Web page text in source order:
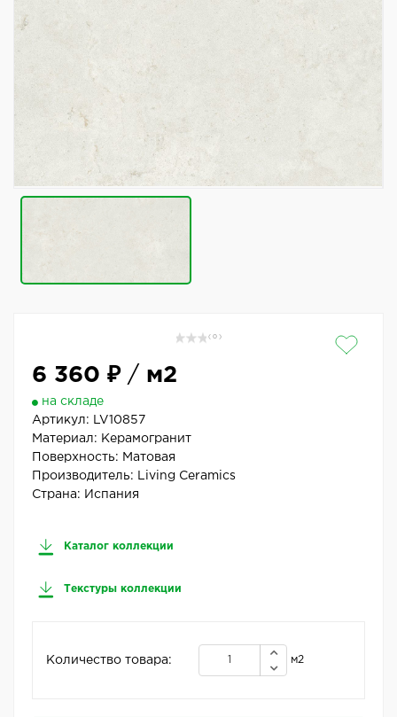
( 0 )
6 360 ₽/ м2
на складе
Артикул:
LV10857
Материал: Керамогранит
Поверхность: Матовая
Производитель:
Living Ceramics
Страна: Испания
Каталог коллекции
Текстуры коллекции
Количество товара: м2